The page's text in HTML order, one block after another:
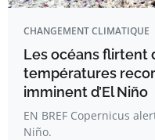
CHANGEMENT CLIMATIQUE
Les océans flirtent
températures
imminent d’El Niño
EN BREF Copernicus
Niño.